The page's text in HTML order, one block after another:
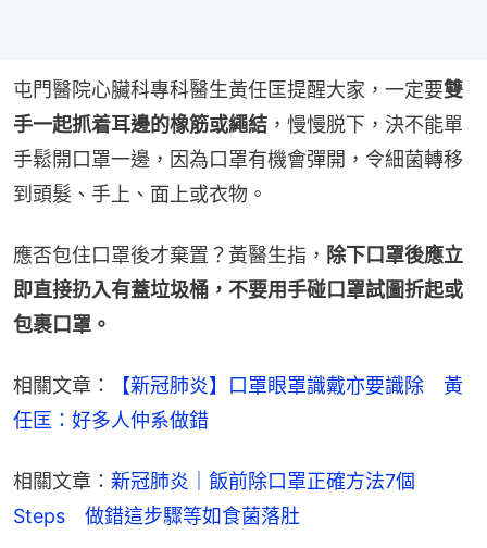
屯門醫院心臟科專科醫生黃任匡提醒大家，一定要雙
手一起抓着耳邊的橡筋或繩結 ，慢慢脱下，決不能單
手鬆開口罩一邊，因為口罩有機會彈開，令細菌轉移
到頭髮、手上、面上或衣物。
應否包住口罩後才棄置？黃醫生指， 除下口罩後應立
即直接扔入有蓋垃圾桶，不要用手碰口罩試圖折起或
包裹口罩。
相關文章：
【新冠肺炎】口罩眼罩識戴亦要識除　黃
任匡：好多人仲系做錯
相關文章： 新冠肺炎｜飯前除口罩正確方法7個
Steps　做錯這步驟等如食菌落肚